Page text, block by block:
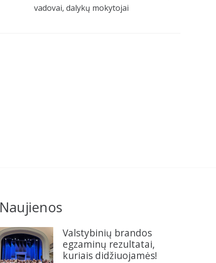
vadovai, dalykų mokytojai
Naujienos
Valstybinių brandos
egzaminų rezultatai,
kuriais didžiuojamės!